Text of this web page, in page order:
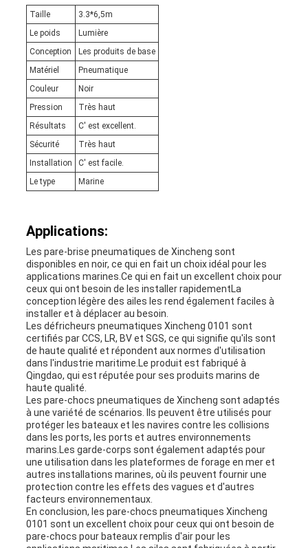
Taille
3.3*6,5m
Le poids
Lumière
Conception
Les produits de base
Matériel
Pneumatique
Couleur
Noir
Pression
Très haut
Résultats
C' est excellent.
Sécurité
Très haut
Installation
C' est facile.
Le type
Marine
Applications:
Les pare-brise pneumatiques de Xincheng sont
disponibles en noir, ce qui en fait un choix idéal pour les
applications marines.Ce qui en fait un excellent choix pour
ceux qui ont besoin de les installer rapidementLa
conception légère des ailes les rend également faciles à
installer et à déplacer au besoin.
Les défricheurs pneumatiques Xincheng 0101 sont
certifiés par CCS, LR, BV et SGS, ce qui signifie qu'ils sont
de haute qualité et répondent aux normes d'utilisation
dans l'industrie maritime.Le produit est fabriqué à
Qingdao, qui est réputée pour ses produits marins de
haute qualité.
Les pare-chocs pneumatiques de Xincheng sont adaptés
à une variété de scénarios. Ils peuvent être utilisés pour
protéger les bateaux et les navires contre les collisions
dans les ports, les ports et autres environnements
marins.Les garde-corps sont également adaptés pour
une utilisation dans les plateformes de forage en mer et
autres installations marines, où ils peuvent fournir une
protection contre les effets des vagues et d'autres
facteurs environnementaux.
En conclusion, les pare-chocs pneumatiques Xincheng
0101 sont un excellent choix pour ceux qui ont besoin de
pare-chocs pour bateaux remplis d'air pour les